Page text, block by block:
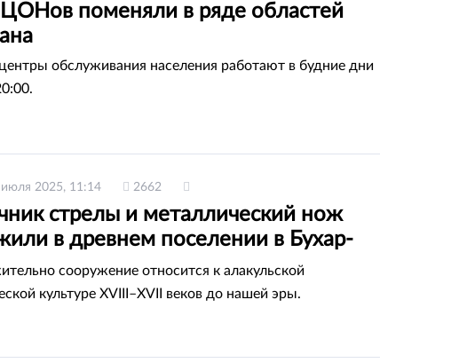
поменяли в ряде областей
обслуживания населения работают в будние дни
2025, 11:14 2662
стрелы и металлический нож
в древнем поселении в Бухар-
районе Карагандинской области
сооружение относится к алакульской
культуре XVIII–XVII веков до нашей эры.